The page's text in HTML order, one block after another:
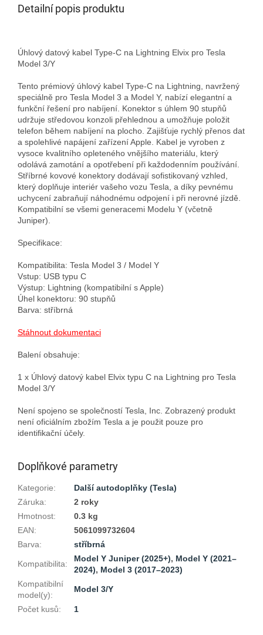
Detailní popis produktu
Úhlový datový kabel Type-C na Lightning Elvix pro Tesla
Model 3/Y
Tento prémiový úhlový kabel Type-C na Lightning, navržený
speciálně pro Tesla Model 3 a Model Y, nabízí elegantní a
funkční řešení pro nabíjení. Konektor s úhlem 90 stupňů
udržuje středovou konzoli přehlednou a umožňuje položit
telefon během nabíjení na plocho. Zajišťuje rychlý přenos dat
a spolehlivé napájení zařízení Apple. Kabel je vyroben z
vysoce kvalitního opleteného vnějšího materiálu, který
odolává zamotání a opotřebení při každodenním používání.
Stříbrné kovové konektory dodávají sofistikovaný vzhled,
který doplňuje interiér vašeho vozu Tesla, a díky pevnému
uchycení zabraňují náhodnému odpojení i při nerovné jízdě.
Kompatibilní se všemi generacemi Modelu Y (včetně
Juniper).
Specifikace:
Kompatibilita: Tesla Model 3 / Model Y
Vstup: USB typu C
Výstup: Lightning (kompatibilní s Apple)
Úhel konektoru: 90 stupňů
Barva: stříbrná
Stáhnout dokumentaci
Balení obsahuje:
1 х Úhlový datový kabel Elvix typu C na Lightning pro Tesla
Model 3/Y
Není spojeno se společností Tesla, Inc. Zobrazený produkt
není oficiálním zbožím Tesla a je použit pouze pro
Doplňkové parametry
Kategorie:
Další autodoplňky (Tesla)
Záruka:
2 roky
Hmotnost:
0.3 kg
EAN:
5061099732604
Barva: stříbrná
Kompatibilita:
Model Y Juniper (2025+), Model Y (2021–
2024), Model 3 (2017–2023)
Kompatibilní
model(y):
Model 3/Y
Počet kusů: 1